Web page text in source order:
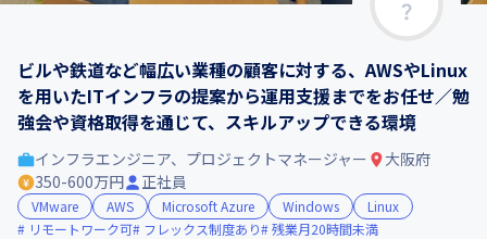
ビルや鉄道など幅広い業種の顧客に対する、AWSやLinux
を用いたITインフラの提案から運用支援までをお任せ／勉
強会や資格取得を通じて、スキルアップできる環境
インフラエンジニア、プロジェクトマネージャー
大阪府
350-600万円
正社員
VMware AWS Microsoft Azure Windows
Linux
リモートワーク可
フレックス制度あり 残業月20時間未満